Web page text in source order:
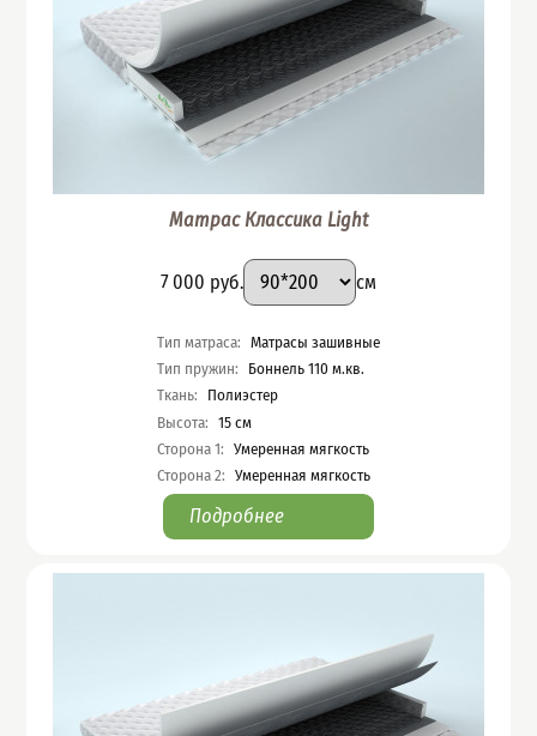
Матрас Классика Light
Цена
7 000 руб.
Подобрать вариант
Размер:
см
Характеристики
Тип матраса: Матрасы зашивные
Тип пружин:
Боннель 110 м.кв.
Ткань:
Полиэстер
Высота: 15 см
Сторона 1: Умеренная мягкость
Сторона 2: Умеренная мягкость
Подробнее